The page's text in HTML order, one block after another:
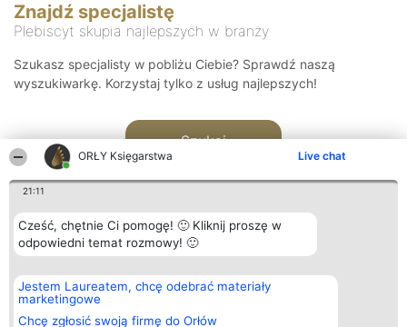
ORŁY Księgarstwa Live chat
21:11
Cześć, chętnie Ci pomogę! 🙂 Kliknij proszę w
odpowiedni temat rozmowy! 🙂
Jestem Laureatem, chcę odebrać materiały
marketingowe
Chcę zgłosić swoją firmę do Orłów
Znajdź specjalistę
Plebiscyt skupia najlepszych w branży
Szukasz specjalisty w pobliżu Ciebie? Sprawdź naszą
wyszukiwarkę. Korzystaj tylko z usług najlepszych!
Szukaj
Organizator plebiscytu
Bright Side Solutions sp. z o.
o. sp. k.
ul. Ruska 22
Plebiscyt
Laureaci
wszystkich
Kontakt
Kontakt